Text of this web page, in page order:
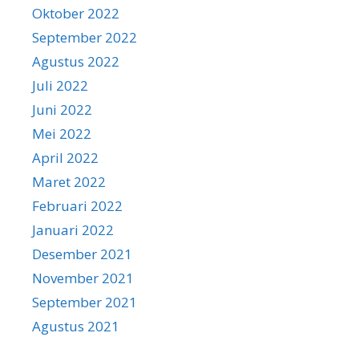
Oktober 2022
September 2022
Agustus 2022
Juli 2022
Juni 2022
Mei 2022
April 2022
Maret 2022
Februari 2022
Januari 2022
Desember 2021
November 2021
September 2021
Agustus 2021